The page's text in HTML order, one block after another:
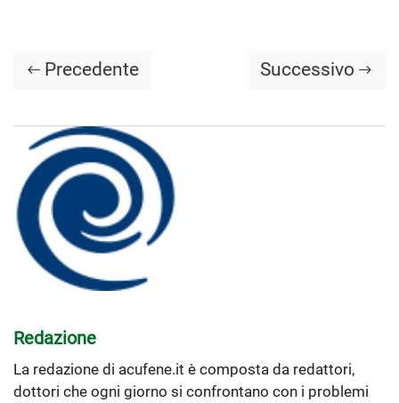
Precedente Successivo
Redazione
La redazione di acufene.it è composta da redattori,
dottori che ogni giorno si confrontano con i problemi